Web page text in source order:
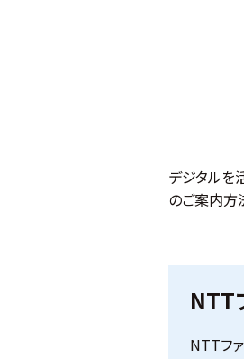
デジタルを
のご案内方
NTT
NTTフ